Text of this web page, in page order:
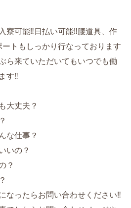
寮可能‼︎日払い可能‼︎腰道具、作
トもしっかり行なっております
ら来ていただいてもいつでも働
す‼︎
大丈夫？
な仕事？
いの？
？
なったらお問い合わせください‼︎